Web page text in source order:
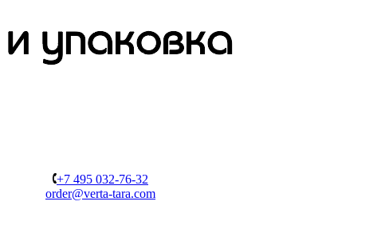
+7 495 032-76-32
order@verta-tara.com